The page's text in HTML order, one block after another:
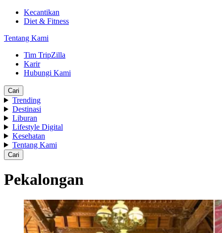
Kecantikan
Diet & Fitness
Tentang Kami
Tim TripZilla
Karir
Hubungi Kami
Cari
Trending
Destinasi
Liburan
Lifestyle Digital
Kesehatan
Tentang Kami
Cari
Pekalongan